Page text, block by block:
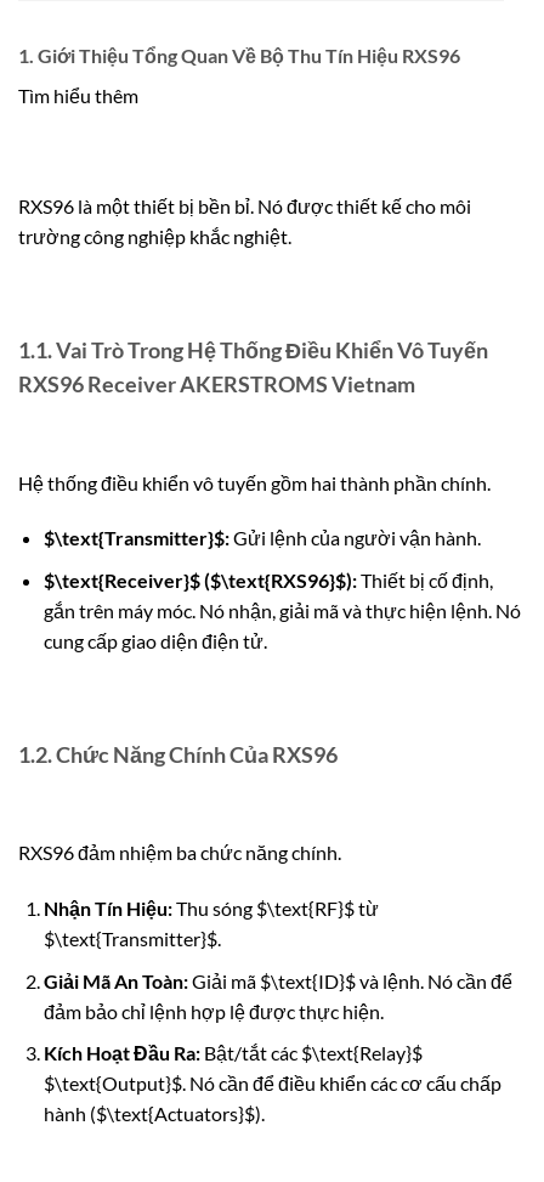
1. Giới Thiệu Tổng Quan Về Bộ Thu Tín Hiệu RXS96
Tìm hiểu thêm
RXS96 là một thiết bị bền bỉ. Nó được thiết kế cho môi
trường công nghiệp khắc nghiệt.
1.1. Vai Trò Trong Hệ Thống Điều Khiển Vô Tuyến
RXS96 Receiver AKERSTROMS Vietnam
Hệ thống điều khiển vô tuyến gồm hai thành phần chính.
$\text{Transmitter}$:Gửi lệnh của người vận hành.
$\text{Receiver}$($\text{RXS96}$):Thiết bị cố định,
gắn trên máy móc. Nó nhận, giải mã và thực hiện lệnh. Nó
cung cấp giao diện điện tử.
1.2. Chức Năng Chính Của RXS96
RXS96 đảm nhiệm ba chức năng chính.
Nhận Tín Hiệu:Thu sóng $\text{RF}$từ
$\text{Transmitter}$.
Giải Mã An Toàn:Giải mã $\text{ID}$và lệnh. Nó cần để
đảm bảo chỉ lệnh hợp lệ được thực hiện.
Kích Hoạt Đầu Ra:Bật/tắt các $\text{Relay}$
$\text{Output}$. Nó cần để điều khiển các cơ cấu chấp
hành ($\text{Actuators}$).